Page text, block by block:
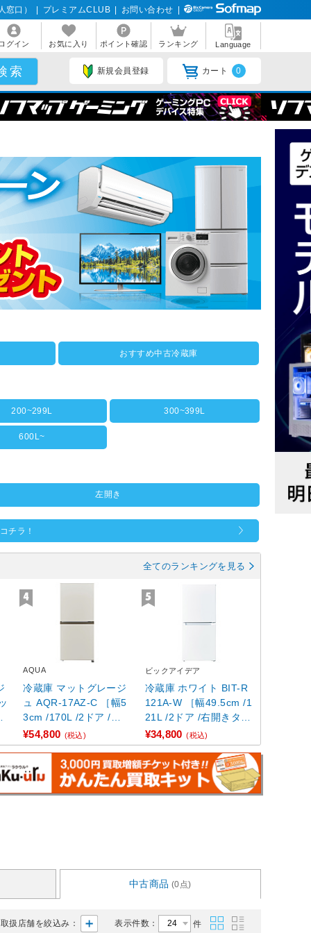
窓口） プレミアムCLUB お問い合わせ
グイン お気に入り ポイント確認 ランキング Language
新規会員登録 カート 0
おすすめ中古冷蔵庫
200~299L 300~399L
600L~
左開き
チラ！
全てのランキングを見る
AQUA
冷蔵庫 マットグレージ
ュ AQR-17AZ-C ［幅5
3cm /170L /2ドア /右
開きタイプ /20 ...
¥54,800 (税込)
ビックアイデア
冷蔵庫 ホワイト BIT-R
121A-W ［幅49.5cm /1
21L /2ドア /右開きタイ
プ］
¥34,800 (税込)
中古商品 (0点)
表示件数： 件
取扱店舗を絞込み：